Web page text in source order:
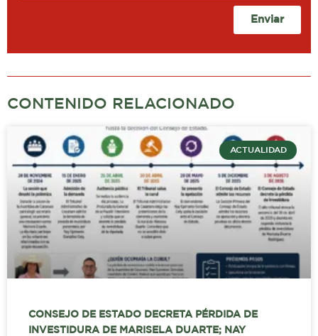
Enviar
CONTENIDO RELACIONADO
ACTUALIDAD
CONSEJO DE ESTADO DECRETA PÉRDIDA DE
INVESTIDURA DE MARISELA DUARTE; NAY